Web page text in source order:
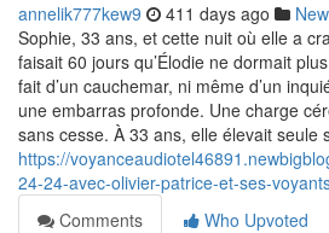
annelik777kew9 411 days ago
Sophie, 33 ans, et cette nuit où elle a
faisait 60 jours qu’Élodie ne dormait
fait d’un cauchemar, ni même d’un
une embarras profonde. Une charge
sans cesse. À 33 ans, elle élevait seule
https://
24-24-avec-olivier-patrice-et-ses-
Comments
Who Upvoted